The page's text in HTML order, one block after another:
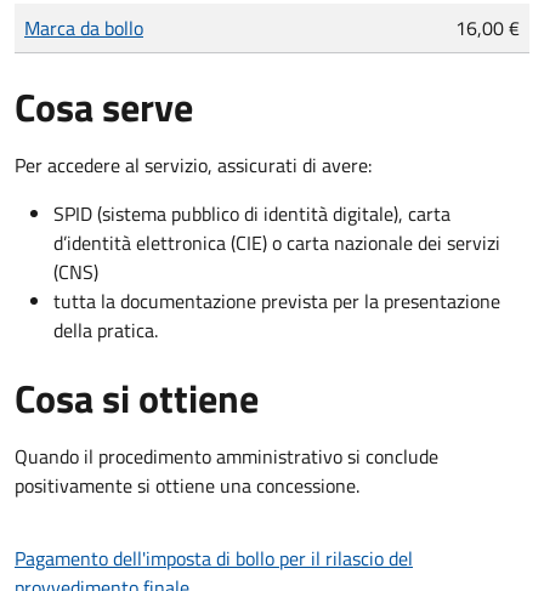
Tipo di pagamento
Importo
Marca da bollo 16,00 €
Cosa serve
Per accedere al servizio, assicurati di avere:
SPID (sistema pubblico di identità digitale), carta
d’identità elettronica (CIE) o carta nazionale dei servizi
(CNS)
tutta la documentazione prevista per la presentazione
della pratica.
Cosa si ottiene
Quando il procedimento amministrativo si conclude
positivamente si ottiene una concessione.
Pagamento dell'imposta di bollo per il rilascio del